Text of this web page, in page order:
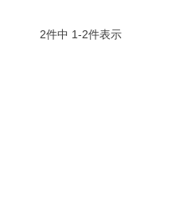
2件中 1-2件表示